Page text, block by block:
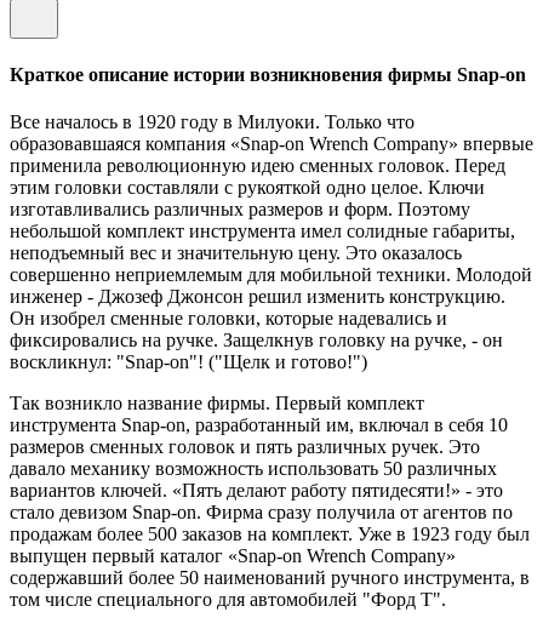
Краткое описание истории возникновения фирмы Snap-on
Все началось в 1920 году в Милуоки. Только что
образовавшаяся компания «Snap-on Wrench Company» впервые
применила революционную идею сменных головок. Перед
этим головки составляли с рукояткой одно целое. Ключи
изготавливались различных размеров и форм. Поэтому
небольшой комплект инструмента имел солидные габариты,
неподъемный вес и значительную цену. Это оказалось
совершенно неприемлемым для мобильной техники. Молодой
инженер - Джозеф Джонсон решил изменить конструкцию.
Он изобрел сменные головки, которые надевались и
фиксировались на ручке. Защелкнув головку на ручке, - он
воскликнул: "Snap-on"! ("Щелк и готово!")
Так возникло название фирмы. Первый комплект
инструмента Snap-on, разработанный им, включал в себя 10
размеров сменных головок и пять различных ручек. Это
давало механику возможность использовать 50 различных
вариантов ключей. «Пять делают работу пятидесяти!» - это
стало девизом Snap-on. Фирма сразу получила от агентов по
продажам более 500 заказов на комплект. Уже в 1923 году был
выпущен первый каталог «Snap-on Wrench Company»
содержавший более 50 наименований ручного инструмента, в
том числе специального для автомобилей "Форд Т".